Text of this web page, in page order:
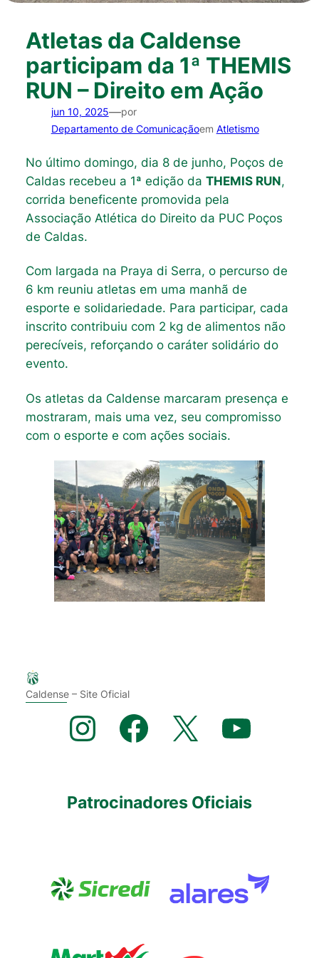
Atletas da Caldense
participam da 1ª THEMIS
RUN – Direito em Ação
jun 10, 2025—por
Departamento de Comunicaçãoem Atletismo
No último domingo, dia 8 de junho, Poços de
Caldas recebeu a 1ª edição da THEMIS RUN,
corrida beneficente promovida pela
Associação Atlética do Direito da PUC Poços
de Caldas.
Com largada na Praya di Serra, o percurso de
6 km reuniu atletas em uma manhã de
esporte e solidariedade. Para participar, cada
inscrito contribuiu com 2 kg de alimentos não
perecíveis, reforçando o caráter solidário do
evento.
Os atletas da Caldense marcaram presença e
mostraram, mais uma vez, seu compromisso
com o esporte e com ações sociais.
Caldense – Site Oficial
Instagram Facebook X YouTube
Patrocinadores Oficiais